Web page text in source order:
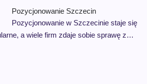
Pozycjonowanie Szczecin
Pozycjonowanie w Szczecinie staje się
a wiele firm zdaje sobie sprawę z…